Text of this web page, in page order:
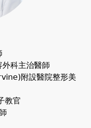
科主治醫師
附設醫院整形美
教官